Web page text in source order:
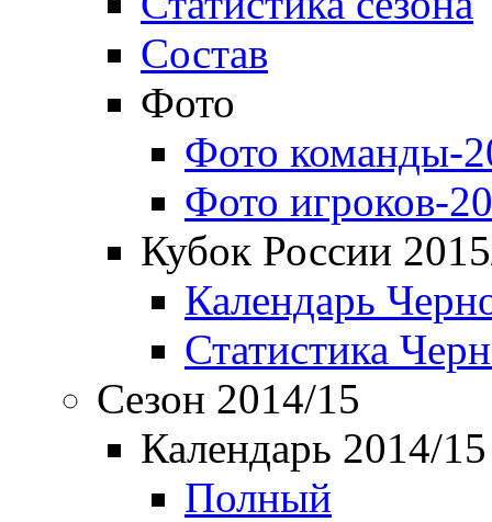
Состав
Фото
Фото команды-
Фото игроков-
Кубок России
Календарь
Статистика
Сезон 2014/15
Календарь 2014/15
Полный